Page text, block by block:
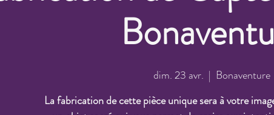
dim. 23 avr.
  |
Bonaventure
La fabrication de cette pièce unique sera à votre